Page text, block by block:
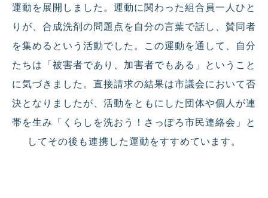
運動を展開しました。運動に関わった組合員一人ひと
りが、合成洗剤の問題点を自分の言葉で話し、賛同者
を集めるという活動でした。この運動を通して、自分
たちは「被害者であり、加害者でもある」ということ
に気づきました。直接請求の結果は市議会において否
決となりましたが、活動をともにした団体や個人が連
帯を生み「くらしを洗おう！さっぽろ市民連絡会」と
してその後も連携した運動をすすめています。